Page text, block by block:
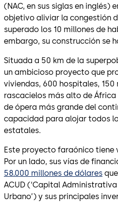
(NAC, en sus siglas en inglés)
objetivo aliviar la congestión
superado los 10 millones de
embargo, su construcción se
Situada a 50 km de la
un ambicioso proyecto que
viviendas, 600 hospitales, 150
rascacielos más alto de
de ópera más grande del
capacidad para alojar todos
estatales.
Este proyecto faraónico tiene
Por un lado, sus vías de
58.000 millones de dólares
ACUD (‘Capital
Urbano’) y sus principales